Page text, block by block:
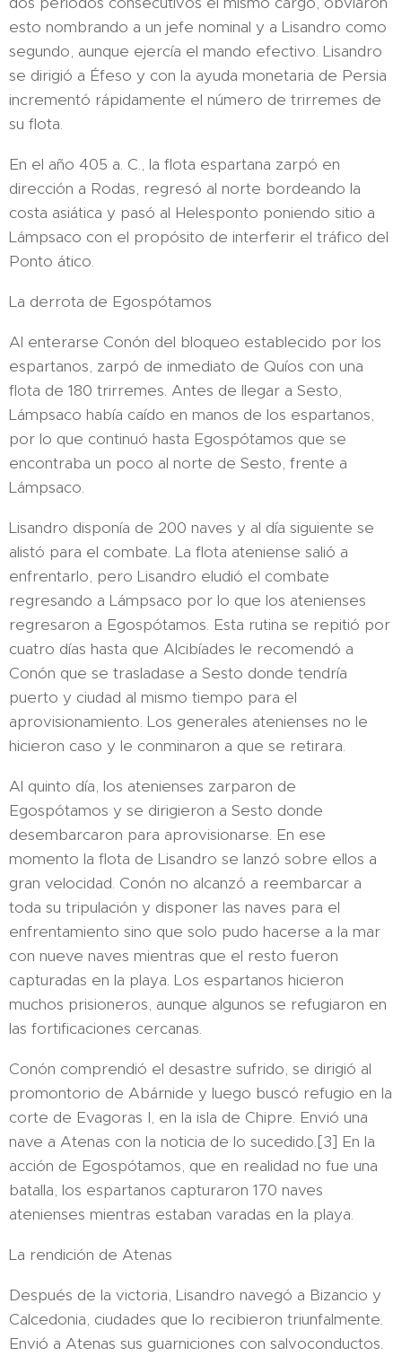
esto nombrando a un jefe nominal y a Lisandro como
segundo, aunque ejercía el mando efectivo. Lisandro
se dirigió a Éfeso y con la ayuda monetaria de Persia
incrementó rápidamente el número de trirremes de
su flota.
En el año 405 a. C., la flota espartana zarpó en
dirección a Rodas, regresó al norte bordeando la
costa asiática y pasó al Helesponto poniendo sitio a
Lámpsaco con el propósito de interferir el tráfico del
Ponto ático.
La derrota de Egospótamos
Al enterarse Conón del bloqueo establecido por los
espartanos, zarpó de inmediato de Quíos con una
flota de 180 trirremes. Antes de llegar a Sesto,
Lámpsaco había caído en manos de los espartanos,
por lo que continuó hasta Egospótamos que se
encontraba un poco al norte de Sesto, frente a
Lámpsaco.
Lisandro disponía de 200 naves y al día siguiente se
alistó para el combate. La flota ateniense salió a
enfrentarlo, pero Lisandro eludió el combate
regresando a Lámpsaco por lo que los atenienses
regresaron a Egospótamos. Esta rutina se repitió por
cuatro días hasta que Alcibíades le recomendó a
Conón que se trasladase a Sesto donde tendría
puerto y ciudad al mismo tiempo para el
aprovisionamiento. Los generales atenienses no le
hicieron caso y le conminaron a que se retirara.
Al quinto día, los atenienses zarparon de
Egospótamos y se dirigieron a Sesto donde
desembarcaron para aprovisionarse. En ese
momento la flota de Lisandro se lanzó sobre ellos a
gran velocidad. Conón no alcanzó a reembarcar a
toda su tripulación y disponer las naves para el
enfrentamiento sino que solo pudo hacerse a la mar
con nueve naves mientras que el resto fueron
capturadas en la playa. Los espartanos hicieron
muchos prisioneros, aunque algunos se refugiaron en
las fortificaciones cercanas.
Conón comprendió el desastre sufrido, se dirigió al
promontorio de Abárnide y luego buscó refugio en la
corte de Evagoras I, en la isla de Chipre. Envió una
nave a Atenas con la noticia de lo sucedido.[3]​ En la
acción de Egospótamos, que en realidad no fue una
batalla, los espartanos capturaron 170 naves
atenienses mientras estaban varadas en la playa.
La rendición de Atenas
Después de la victoria, Lisandro navegó a Bizancio y
Calcedonia, ciudades que lo recibieron triunfalmente.
Envió a Atenas sus guarniciones con salvoconductos.